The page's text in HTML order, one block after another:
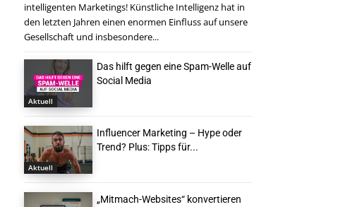
intelligenten Marketings! Künstliche Intelligenz hat in
den letzten Jahren einen enormen Einfluss auf unsere
Gesellschaft und insbesondere...
Aktuell
Das hilft gegen eine Spam-Welle auf
Social Media
Aktuell
Influencer Marketing – Hype oder
Trend? Plus: Tipps für...
„Mitmach-Websites“ konvertieren